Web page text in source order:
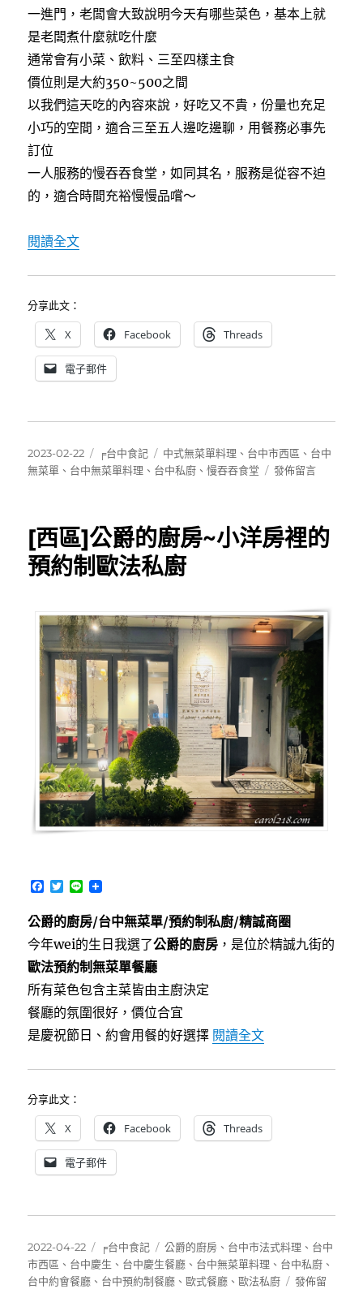
一進門，老闆會大致說明今天有哪些菜色，基本上就
是老闆煮什麼就吃什麼
通常會有小菜、飲料、三至四樣主食
價位則是大約350~500之間
以我們這天吃的內容來說，好吃又不貴，份量也充足
小巧的空間，適合三至五人邊吃邊聊，用餐務必事先
訂位
一人服務的慢吞吞食堂，如同其名，服務是從容不迫
的，適合時間充裕慢慢品嚐～
閱讀全文〈[台中]慢吞吞食堂~老闆煮什麼就吃什麼，有溫
分享此文：
X Facebook Threads
電子郵件
發
佈
2023-02-22
分
類
╒台中食記
標
籤
中式無菜單料理 、 台中市西區 、 台中
無菜單 、 台中無菜單料理 、 台中私廚 、慢吞吞食堂
在
吞
老
煮
什
麼
麼，
有
溫
度
的
單
料
理〉
發佈留言
[西區]公爵的廚房~小洋房裡的
預約制歐法私廚
F
c
e
b
o
o
k
T
i
t
t
e
r
L
n
e
公爵的廚房/台中無菜單/預約制私廚/精誠商圈
今年wei的生日我選了公爵的廚房 ，是位於精誠九街的
歐法預約制無菜單餐廳
所有菜色包含主菜皆由主廚決定
餐廳的氛圍很好，價位合宜
是慶祝節日、約會用餐的好選擇 閱讀全文〈[西區]公爵的
分享此文：
X Facebook Threads
電子郵件
發
佈
日
2022-04-22
分
類
╒台中食記
標
籤
公爵的廚房 、 台中市法式料理 、 台中
市西區 、 台中慶生 、 台中慶生餐廳 、 台中無菜單料理 、 台中私廚 、
台中約會餐廳 、 台中預約制餐廳 、歐式餐廳 、歐法私廚
在
發佈留